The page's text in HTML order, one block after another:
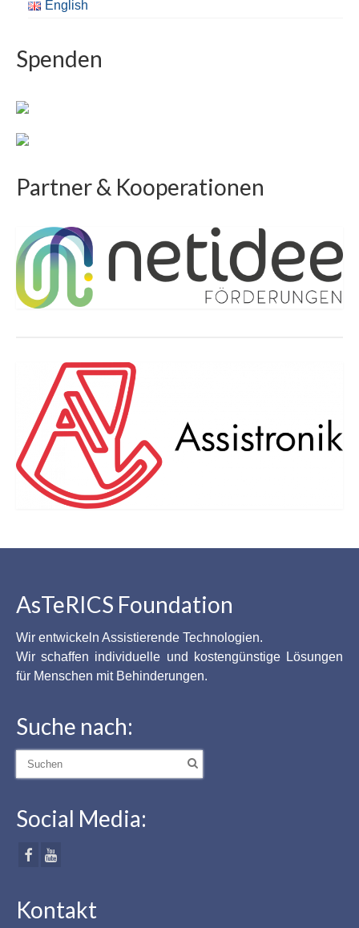
English
Spenden
Partner & Kooperationen
AsTeRICS Foundation
Wir entwickeln Assistierende Technologien.
Wir schaffen individuelle und kostengünstige Lösungen
für Menschen mit Behinderungen.
Suche nach:
Suche
Social Media:
Kontakt